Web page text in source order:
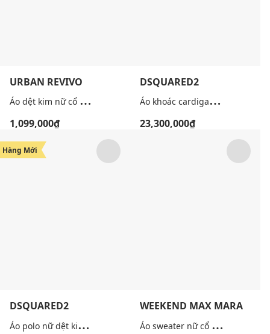
URBAN REVIVO
Á
o dệt kim nữ cổ bẻ kẻ sọc viền lượn sóng
1,099,000₫
DSQUARED2
Á
o khoác cardigan nam cổ V tay dài thêu logo
23,300,000₫
Hàng Mới
DSQUARED2
Á
o polo nữ dệt kim cổ bẻ tay dài kẻ sọc
WEEKEND MAX MARA
Á
o sweater nữ cổ tròn tay dài Wkdnitra